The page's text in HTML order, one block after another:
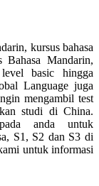
kursus bahasa
Bahasa Mandarin,
basic hingga
Language juga
mengambil test
studi di China.
anda untuk
S1, S2 dan S3 di
untuk informasi